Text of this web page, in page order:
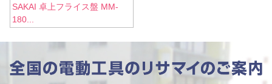
SAKAI 卓上フライス盤 MM-
180...